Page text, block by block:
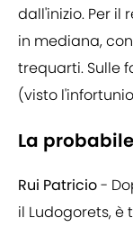
dall'inizio. Per il
in mediana,
trequarti. Sulle
(visto
La
Rui Patricio-
il Ludogorets,